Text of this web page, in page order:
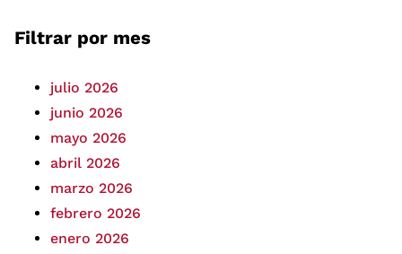
Filtrar por mes
julio 2026
junio 2026
mayo 2026
abril 2026
marzo 2026
febrero 2026
enero 2026